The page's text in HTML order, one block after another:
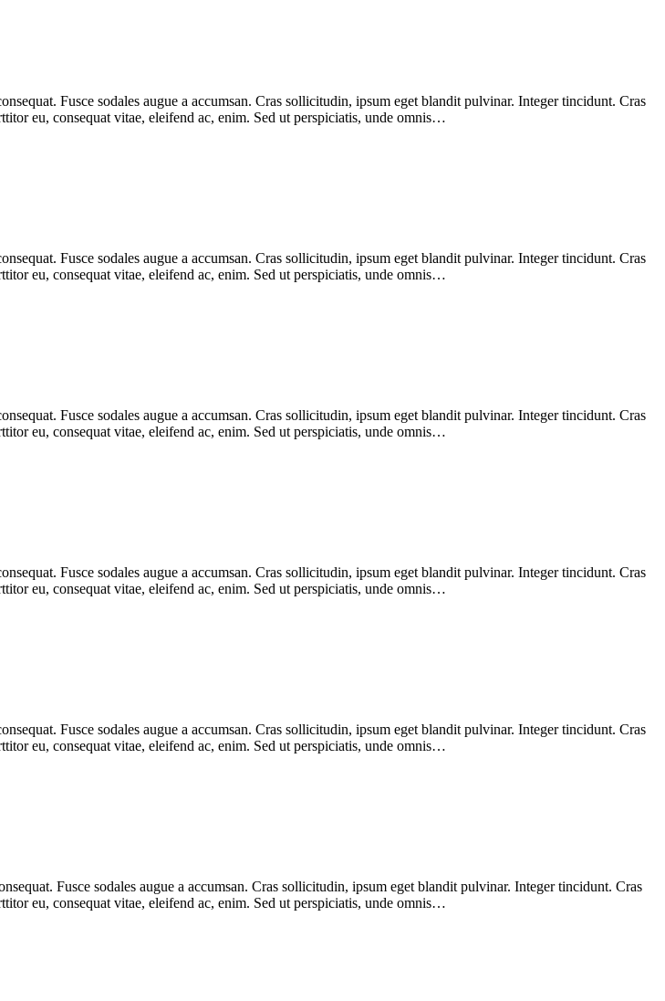
Fusce sodales augue a accumsan. Cras sollicitudin, ipsum eget blandit pulvinar. Integer tincidunt. Cras
eu, consequat vitae, eleifend ac, enim. Sed ut perspiciatis, unde omnis…
Fusce sodales augue a accumsan. Cras sollicitudin, ipsum eget blandit pulvinar. Integer tincidunt. Cras
eu, consequat vitae, eleifend ac, enim. Sed ut perspiciatis, unde omnis…
Fusce sodales augue a accumsan. Cras sollicitudin, ipsum eget blandit pulvinar. Integer tincidunt. Cras
eu, consequat vitae, eleifend ac, enim. Sed ut perspiciatis, unde omnis…
Fusce sodales augue a accumsan. Cras sollicitudin, ipsum eget blandit pulvinar. Integer tincidunt. Cras
eu, consequat vitae, eleifend ac, enim. Sed ut perspiciatis, unde omnis…
Fusce sodales augue a accumsan. Cras sollicitudin, ipsum eget blandit pulvinar. Integer tincidunt. Cras
eu, consequat vitae, eleifend ac, enim. Sed ut perspiciatis, unde omnis…
Fusce sodales augue a accumsan. Cras sollicitudin, ipsum eget blandit pulvinar. Integer tincidunt. Cras
eu, consequat vitae, eleifend ac, enim. Sed ut perspiciatis, unde omnis…